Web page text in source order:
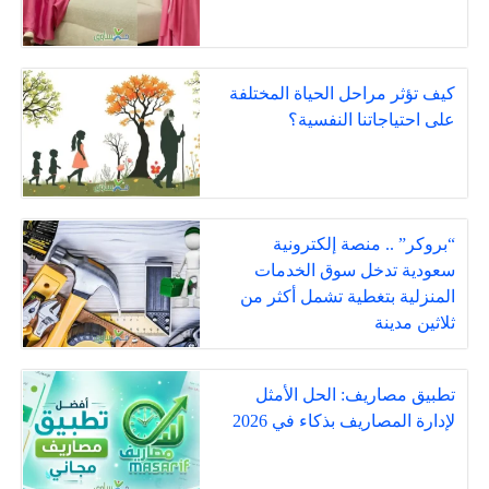
كيف تؤثر مراحل الحياة المختلفة
على احتياجاتنا النفسية؟
“بروكر” .. منصة إلكترونية
سعودية تدخل سوق الخدمات
المنزلية بتغطية تشمل أكثر من
ثلاثين مدينة
تطبيق مصاريف: الحل الأمثل
لإدارة المصاريف بذكاء في 2026